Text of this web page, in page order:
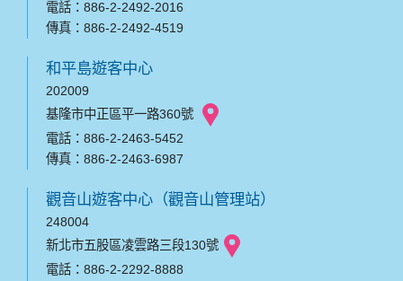
電話：886-2-2492-2016
傳真：886-2-2492-4519
和平島遊客中心
202009
基隆市中正區平一路360號
電話：886-2-2463-5452
傳真：886-2-2463-6987
觀音山遊客中心（觀音山管理站）
248004
新北市五股區凌雲路三段130號
電話：886-2-2292-8888